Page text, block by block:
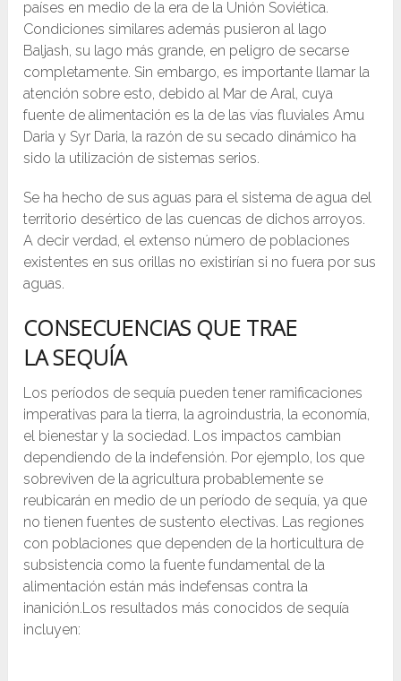
países en medio de la era de la Unión Soviética.
Condiciones similares además pusieron al lago
Baljash, su lago más grande, en peligro de secarse
completamente. Sin embargo, es importante llamar la
atención sobre esto, debido al Mar de Aral, cuya
fuente de alimentación es la de las vías fluviales Amu
Daria y Syr Daria, la razón de su secado dinámico ha
sido la utilización de sistemas serios.
Se ha hecho de sus aguas para el sistema de agua del
territorio desértico de las cuencas de dichos arroyos.
A decir verdad, el extenso número de poblaciones
existentes en sus orillas no existirían si no fuera por sus
aguas.
CONSECUENCIAS QUE TRAE
LASEQUÍA
Los períodos de sequía pueden tener ramificaciones
imperativas para la tierra, la agroindustria, la economía,
el bienestar y la sociedad. Los impactos cambian
dependiendo de la indefensión. Por ejemplo, los que
sobreviven de la agricultura probablemente se
reubicarán en medio de un período de sequía, ya que
no tienen fuentes de sustento electivas. Las regiones
con poblaciones que dependen de la horticultura de
subsistencia como la fuente fundamental de la
alimentación están más indefensas contra la
inanición.Los resultados más conocidos de sequía
incluyen: